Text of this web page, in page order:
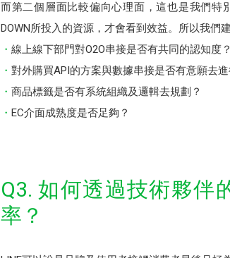
而第二個層面比較偏向心理面，這也是我們特
DOWN所投入的資源，才會看到效益。所以我們
線上線下部門對O2O串接是否有共同的認知度？
對外購買API的方案與數據串接是否有意願去進
商品標籤是否有系統組織及邏輯去規劃？
EC介面成熟度是否足夠？
Q3. 如何透過技術夥伴
率？